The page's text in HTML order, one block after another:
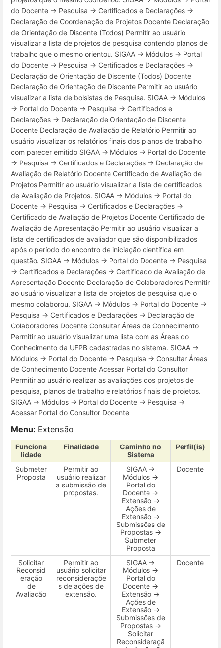
do Docente → Pesquisa → Certificados e Declarações →
Declaração de Coordenação de Projetos Docente Declaração
de Orientação de Discente (Todos) Permitir ao usuário
visualizar a lista de projetos de pesquisa contendo planos de
trabalho que o mesmo orientou. SIGAA → Módulos → Portal
do Docente → Pesquisa → Certificados e Declarações →
Declaração de Orientação de Discente (Todos) Docente
Declaração de Orientação de Discente Permitir ao usuário
visualizar a lista de bolsistas de Pesquisa. SIGAA → Módulos
→ Portal do Docente → Pesquisa → Certificados e
Declarações → Declaração de Orientação de Discente
Docente Declaração de Avaliação de Relatório Permitir ao
usuário visualizar os relatórios finais dos planos de trabalho
com parecer emitido SIGAA → Módulos → Portal do Docente
→ Pesquisa → Certificados e Declarações → Declaração de
Avaliação de Relatório Docente Certificado de Avaliação de
Projetos Permitir ao usuário visualizar a lista de certificados
de Avaliação de Projetos. SIGAA → Módulos → Portal do
Docente → Pesquisa → Certificados e Declarações →
Certificado de Avaliação de Projetos Docente Certificado de
Avaliação de Apresentação Permitir ao usuário visualizar a
lista de certificados de avaliador que são disponibilizados
após o período do encontro de iniciação científica em
questão. SIGAA → Módulos → Portal do Docente → Pesquisa
→ Certificados e Declarações → Certificado de Avaliação de
Apresentação Docente Declaração de Colaboradores Permitir
ao usuário visualizar a lista de projetos de pesquisa que o
mesmo colaborou. SIGAA → Módulos → Portal do Docente →
Pesquisa → Certificados e Declarações → Declaração de
Colaboradores Docente Consultar Áreas de Conhecimento
Permitir ao usuário visualizar uma lista com as Áreas do
Conhecimento da UFPB cadastradas no sistema. SIGAA →
Módulos → Portal do Docente → Pesquisa → Consultar Áreas
de Conhecimento Docente Acessar Portal do Consultor
Permitir ao usuário realizar as avaliações dos projetos de
pesquisa, planos de trabalho e relatórios finais de projetos.
SIGAA → Módulos → Portal do Docente → Pesquisa →
Acessar Portal do Consultor Docente
Menu: Extensão
Funciona
lidade
Finalidade
Caminho no
Sistema
Perfil(is)
Submeter
Proposta
Permitir ao
usuário realizar
a submissão de
propostas.
SIGAA →
Módulos →
Portal do
Docente →
Extensão →
Ações de
Extensão →
Submissões de
Propostas →
Submeter
Proposta
Docente
Solicitar
Reconsid
eração
de
Avaliação
Permitir ao
usuário solicitar
reconsideraçõe
s de ações de
extensão.
SIGAA →
Módulos →
Portal do
Docente →
Extensão →
Ações de
Extensão →
Submissões de
Propostas →
Solicitar
Reconsideraçã
Docente